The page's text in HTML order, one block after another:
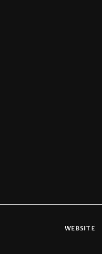
WEBSITE